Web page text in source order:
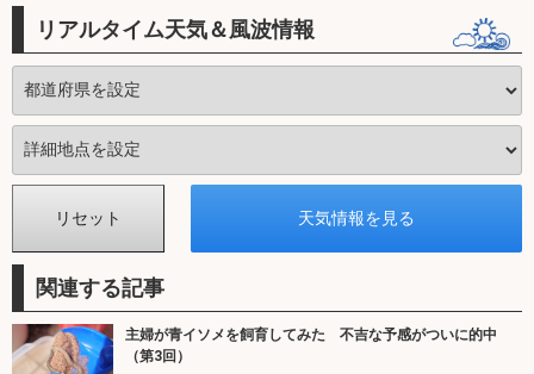
リアルタイム天気＆風波情報
関連する記事
主婦が青イソメを飼育してみた 不吉な予感がついに的中
（第3回）